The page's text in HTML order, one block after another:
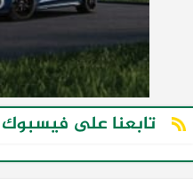
تابعنا على فيسبوك